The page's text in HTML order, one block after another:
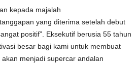
kepada majalah
yang diterima setelah debut
positif”. Eksekutif berusia 55 tahun
besar bagi kami untuk membuat
akan menjadi supercar andalan